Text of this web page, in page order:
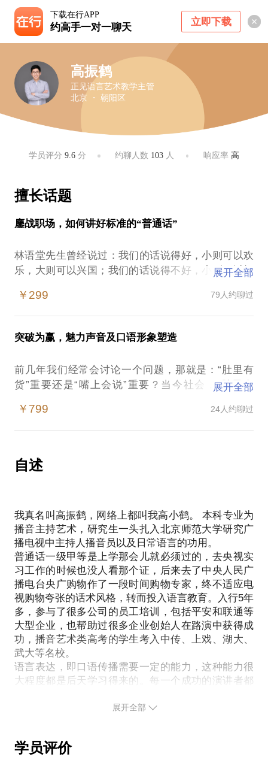
下载在行APP
约高手一对一聊天 立即下载
高振鹤
正见语言艺术教学主管
北京 ・ 朝阳区
学员评分9.6 分 约聊人数 103 人 响应率 高
擅长话题
鏖战职场，如何讲好标准的“普通话”
林语堂先生曾经说过：我们的话说得好，小则可以欢
乐，大则可以兴国；我们的话说得不好，小则可以招
多么重要的一件事情。
同事相处、向上级领导汇报工作、安排下属工作、路
演来推荐自己的创业项目等都需要良好的口语表达能
我会根据你的职业环境给出诚恳的建议，并在语言表
达上提供最大程度的改变。让你能够在
展开全部
￥299 79人约聊过
突破为赢，魅力声音及口语形象塑造
前几年我们经常会讨论一个问题，那就是：“肚里有
货”重要还是“嘴上会说”重要？当今社会，“肚里有
到我的点...”
度甚至情商、能力等等，都通过声音传递出来。拥有
强大的沟通能力和丰富的沟通技巧也就意味着在工作
和生活中可以更自如、更轻松、更从容。
口语表达能力在当下社会越来越受到重视和认可，提
高沟通效率甚至平衡生活关系等等，语言都发挥着非
常重要的作用，从声音的塑造、到表达逻辑的梳理到
共情，行动影响都有着非常多的知识可以来扩充。
语言是一扇大门，打开这扇门，任何人都会打开一个
新的世界，具备这项能力也可以助力我们走的更远，
走的更顺。
我，正见语言艺术教学主管。播音主持艺术本科毕
型企业的口语表达内训课程，希望我们的这次相遇也
展开全部
￥799 24人约聊过
自述
我真名叫高振鹤，网络上都叫我高小鹤。 本科专业为
播音主持艺术，研究生一头扎入北京师范大学研究广
播电视中主持人播音员以及日常语言的功用。
普通话一级甲等是上学那会儿就必须过的，去央视实
习工作的时候也没人看那个证，后来去了中央人民广
播电台央广购物作了一段时间购物专家，终不适应电
视购物夸张的话术风格，转而投入语言教育。入行5年
多，参与了很多公司的员工培训，包括平安和联通等
大型企业，也帮助过很多企业创始人在路演中获得成
功，播音艺术类高考的学生考入中传、上戏、湖大、
武大等名校。
语言表达，即口语传播需要一定的能力，这种能力很
大程度都是后天学习得来的。每一个成功的演讲者都
排工作，众人面前演讲，与客户谈判甚至销售人员与
口语传播的能力。
展开全部
学员评价